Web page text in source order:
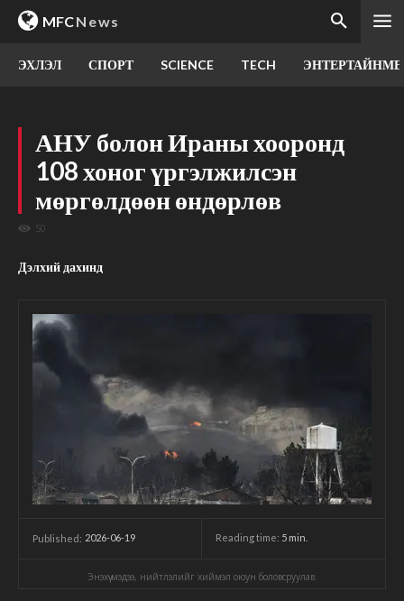
MFCNews
ЭХЛЭЛ СПОРТ SCIENCE TECH
АНУ болон Ираны хооронд
108 хоног үргэлжилсэн
мөргөлдөөн өндөрлөв
50
Дэлхий дахинд
Published: 2026-06-19 Reading time: 5 min.
Энэхүү мэдээ, нийтлэлийг хиймэл оюун боловсруулав.